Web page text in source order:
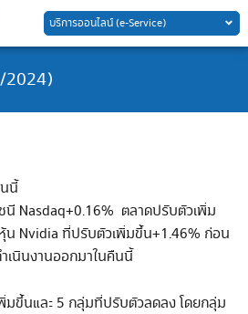
บริการออนไลน์ (e-Service)
2024)
นี้
นี Nasdaq+0.16% ตลาดปรับตัวเพิ่ม
น Nvidia ที่ปรับตัวเพิ่มขึ้น+1.46% ก่อน
เนินงานออกมาในคืนนี้
ขึ้นและ 5 กลุ่มที่ปรับตัวลดลง โดยกลุ่ม